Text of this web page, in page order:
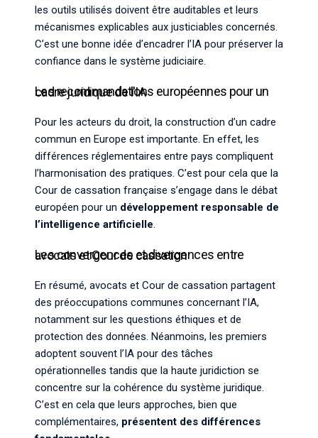
les outils utilisés doivent être auditables et leurs
mécanismes explicables aux justiciables concernés.
C’est une bonne idée d’encadrer l’IA pour préserver la
confiance dans le système judiciaire.
Les recommandations européennes pour un cadre juridique de l'IA
Pour les acteurs du droit, la construction d’un cadre
commun en Europe est importante. En effet, les
différences réglementaires entre pays compliquent
l’harmonisation des pratiques. C’est pour cela que la
Cour de cassation française s’engage dans le débat
européen pour un développement responsable de
l’intelligence artificielle.
Les convergences et divergences entre avocats et Cour de cassation
En résumé, avocats et Cour de cassation partagent
des préoccupations communes concernant l’IA,
notamment sur les questions éthiques et de
protection des données. Néanmoins, les premiers
adoptent souvent l’IA pour des tâches
opérationnelles tandis que la haute juridiction se
concentre sur la cohérence du système juridique.
C’est en cela que leurs approches, bien que
complémentaires, présentent des différences